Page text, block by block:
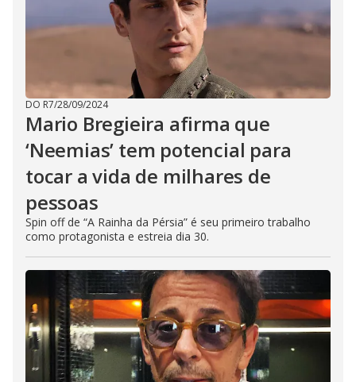
DO R7/28/09/2024
Mario Bregieira afirma que
‘Neemias’ tem potencial para
tocar a vida de milhares de
pessoas
Spin off de “A Rainha da Pérsia” é seu primeiro trabalho
como protagonista e estreia dia 30.